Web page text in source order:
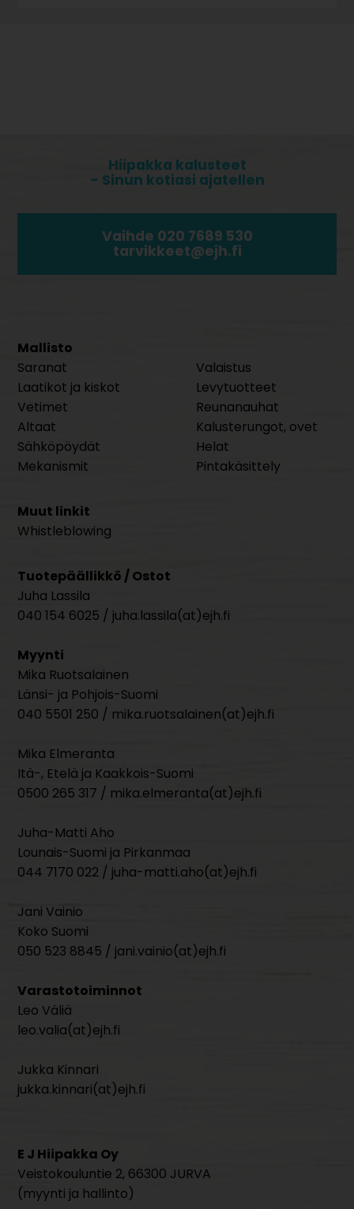
Hiipakka kalusteet
- Sinun kotiasi ajatellen
Vaihde 020 7689 530
tarvikkeet@ejh.fi
Mallisto
Saranat
Laatikot ja kiskot
Vetimet
Altaat
Sähköpöydät
Mekanismit
Valaistus
Levytuotteet
Reunanauhat
Kalusterungot, ovet
Helat
Pintakäsittely
Muut linkit
Whistleblowing
Tuotepäällikkö / Ostot
Juha Lassila
040 154 6025 / juha.lassila(at)ejh.fi
Myynti
Mika Ruotsalainen
Länsi- ja Pohjois-Suomi
040 5501 250 / mika.ruotsalainen(at)ejh.fi
Mika Elmeranta
Itä-, Etelä ja Kaakkois-Suomi
0500 265 317 / mika.elmeranta(at)ejh.fi
Juha-Matti Aho
Lounais-Suomi ja Pirkanmaa
044 7170 022 / juha-matti.aho(at)ejh.fi
Jani Vainio
Koko Suomi
050 523 8845 / jani.vainio(at)ejh.fi
Varastotoiminnot
Leo Väliä
leo.valia(at)ejh.fi
Jukka Kinnari
jukka.kinnari(at)ejh.fi
E J Hiipakka Oy
Veistokouluntie 2, 66300 JURVA
(myynti ja hallinto)